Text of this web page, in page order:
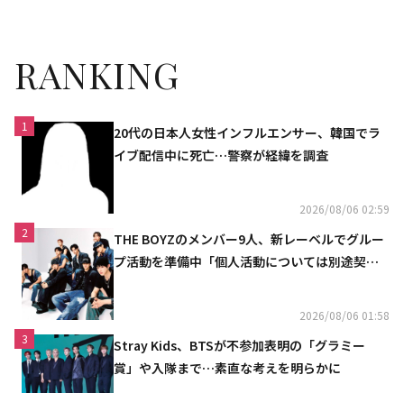
RANKING
1
20代の日本人女性インフルエンサー、韓国でラ
イブ配信中に死亡…警察が経緯を調査
2026/08/06 02:59
2
THE BOYZのメンバー9人、新レーベルでグルー
プ活動を準備中「個人活動については別途契約
2026/08/06 01:58
3
Stray Kids、BTSが不参加表明の「グラミー
賞」や入隊まで…素直な考えを明らかに